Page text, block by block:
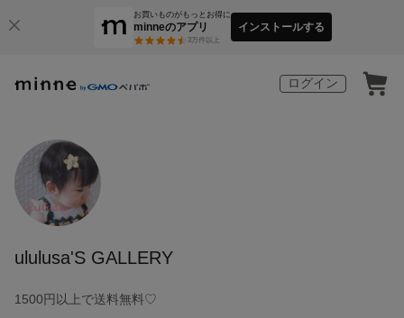
お買いものがもっとお得に
minneのアプリ
3万件以上
インストールする
ログイン
ululusa'S GALLERY
1500円以上で送料無料♡